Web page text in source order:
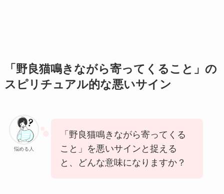
「野良猫鳴きながら寄ってくること」の
スピリチュアル的な悪いサイン
悩める人
「野良猫鳴きながら寄ってくる
こと」を悪いサインと捉える
と、どんな意味になりますか？